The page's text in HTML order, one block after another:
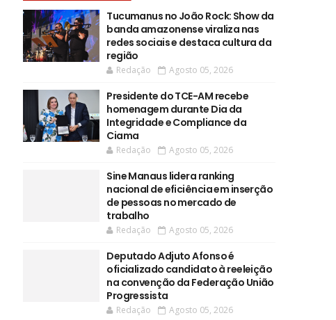
Tucumanus no João Rock: Show da
banda amazonense viraliza nas
redes sociais e destaca cultura da
região
Redação Agosto 05, 2026
Presidente do TCE-AM recebe
homenagem durante Dia da
Integridade e Compliance da
Ciama
Redação Agosto 05, 2026
Sine Manaus lidera ranking
nacional de eficiência em inserção
de pessoas no mercado de
trabalho
Redação Agosto 05, 2026
Deputado Adjuto Afonso é
oficializado candidato à reeleição
na convenção da Federação União
Progressista
Redação Agosto 05, 2026